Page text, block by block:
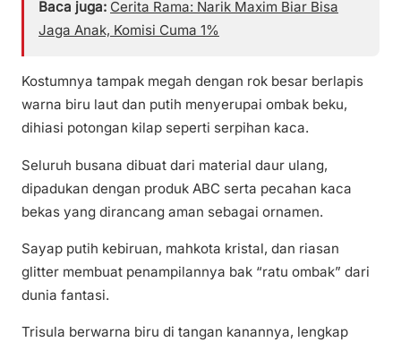
Baca juga: Cerita Rama: Narik Maxim Biar Bisa
Jaga Anak, Komisi Cuma 1%
Kostumnya tampak megah dengan rok besar berlapis
warna biru laut dan putih menyerupai ombak beku,
dihiasi potongan kilap seperti serpihan kaca.
Seluruh busana dibuat dari material daur ulang,
dipadukan dengan produk ABC serta pecahan kaca
bekas yang dirancang aman sebagai ornamen.
Sayap putih kebiruan, mahkota kristal, dan riasan
glitter membuat penampilannya bak “ratu ombak” dari
dunia fantasi.
Trisula berwarna biru di tangan kanannya, lengkap